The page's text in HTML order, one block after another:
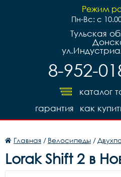
Режим
Пн-Вс: с
Тульская
8-952-
каталог
как
гарантия
Главная / Велосипеды /
Lorak Shift 2 в